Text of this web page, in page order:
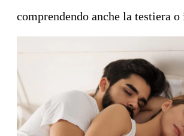
comprendendo anche la testiera